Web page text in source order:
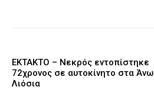
EKTAKTO – Νεκρός εντοπίστηκε
72χρονος σε αυτοκίνητο στα Άνω
Λιόσια